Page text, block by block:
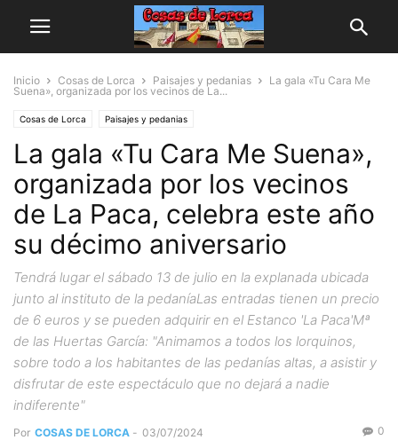
Inicio Cosas de Lorca Paisajes y pedanias
La gala «Tu Cara Me
Suena», organizada por los vecinos de La...
Cosas de Lorca Paisajes y pedanias
La gala «Tu Cara Me Suena»,
organizada por los vecinos
de La Paca, celebra este año
su décimo aniversario
Tendrá lugar el sábado 13 de julio en la explanada ubicada
junto al instituto de la pedaníaLas entradas tienen un precio
de 6 euros y se pueden adquirir en el Estanco 'La Paca'Mª
de las Huertas García: "Animamos a todos los lorquinos,
sobre todo a los habitantes de las pedanías altas, a asistir y
disfrutar de este espectáculo que no dejará a nadie
indiferente"
Por COSAS DE LORCA - 03/07/2024 0